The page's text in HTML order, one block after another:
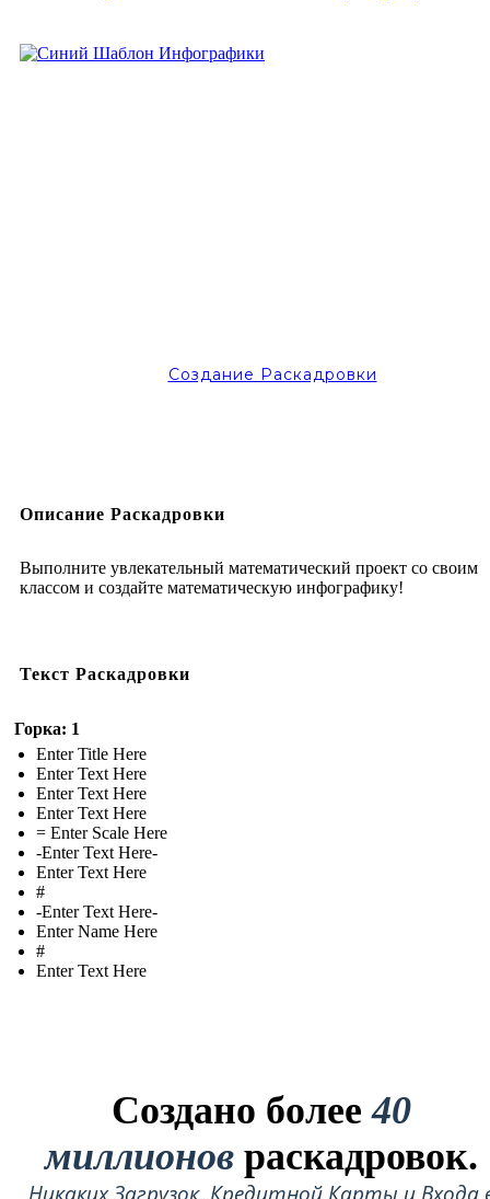
Создание Раскадровки
Описание Раскадровки
Выполните увлекательный математический проект со своим
классом и создайте математическую инфографику!
Текст Раскадровки
Горка: 1
Enter Title Here
Enter Text Here
Enter Text Here
Enter Text Here
= Enter Scale Here
- Enter Text Here-
Enter Text Here
#
- Enter Text Here-
Enter Name Here
#
Enter Text Here
Создано более40
миллионов раскадровок.
Никаких Загрузок, Кредитной Карты и Входа